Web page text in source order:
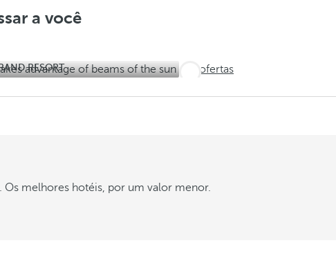
a você
RESORT Ver ofertas
melhores hotéis, por um valor menor.